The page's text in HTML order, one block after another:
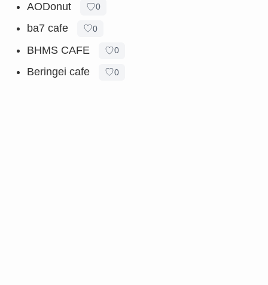
AODonut ♡0
ba7 cafe ♡0
BHMS CAFE ♡0
Beringei cafe ♡0